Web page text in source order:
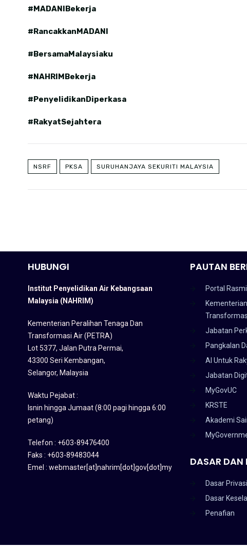
#MADANIBekerja
#RancakkanMADANI
#BersamaMalaysiaku
#NAHRIMBekerja
#PenyelidikanDiperkasa
#RakyatSejahtera
NSRF PKSA SURUHANJAYA SEKURITI MALAYSIA
HUBUNGI
Institut Penyelidikan Air Kebangsaan
Malaysia (NAHRIM)
Kementerian Peralihan Tenaga Dan
Transformasi Air (PETRA)
Lot 5377, Jalan Putra Permai,
43300 Seri Kembangan,
Selangor, Malaysia
Waktu Pejabat :
Isnin hingga Jumaat (8:00 pagi hingga 6:00
petang)
Telefon : +603-89476400
Faks : +603-89483044
Emel : webmaster[at]nahrim[dot]gov[dot]my
PAUTAN
Portal
Jabatan
Pangkalan
AI Untuk
Jabatan
MyGovUC
KRSTE
Akademi
DASAR DAN
Dasar Privasi
Dasar
Penafian